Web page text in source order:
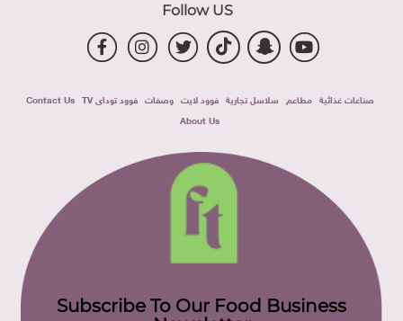
Follow US
صناعات غذائية مطاعم سلاسل تجارية فوود لايت وصفات فوود توداى TV
Contact Us
About Us
Subscribe To Our Food Business